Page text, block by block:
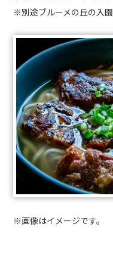
※別途ブルーメの丘の入園
※画像はイメージです。